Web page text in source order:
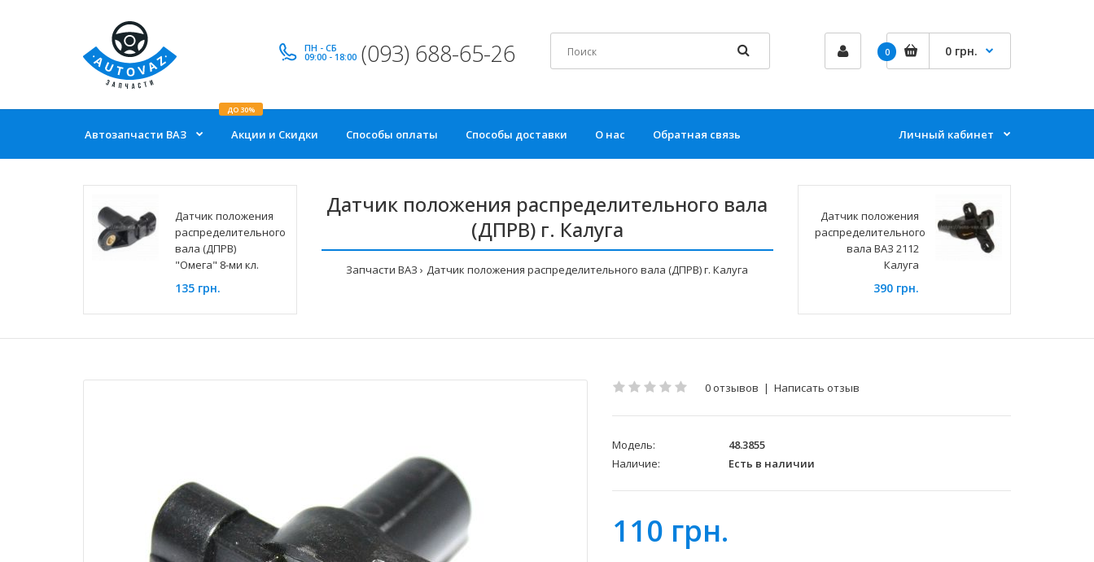
ПН - СБ
09:00 - 18:00 (093) 688-65-26 0 0 грн.
Автозапчасти ВАЗ Акции и Скидки
ДО 30%
Способы оплаты Способы доставки О нас Обратная связь Личный кабинет
Датчик положения
распределительного
вала (ДПРВ)
"Омега" 8-ми кл.
135 грн.
Датчик положения распределительного вала
(ДПРВ) г. Калуга
Запчасти ВАЗ Датчик положения распределительного вала (ДПРВ) г. Калуга
Датчик положения
распределительного
вала ВАЗ 2112
Калуга
390 грн.
0 отзывов | Написать отзыв
Модель:
48.3855
Наличие:
Есть в наличии
110 грн.